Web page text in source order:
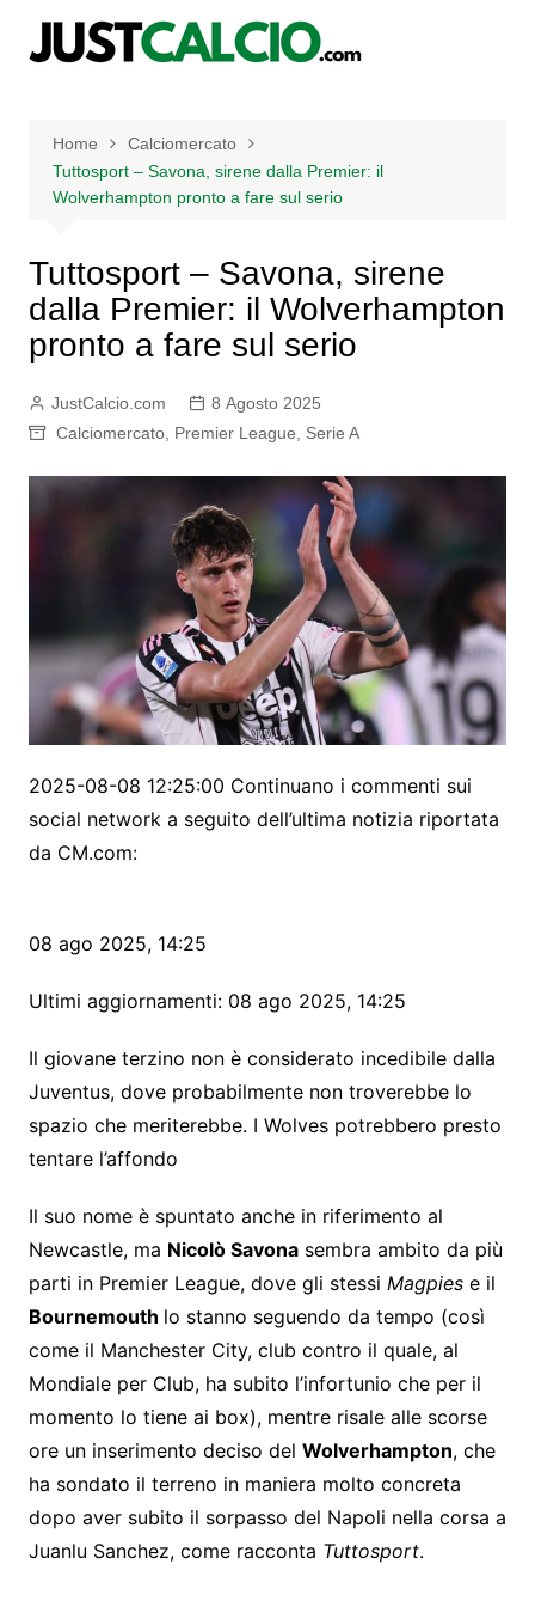
Home
Calciomercato
Tuttosport – Savona, sirene dalla Premier: il
Wolverhampton pronto a fare sul serio
Tuttosport – Savona, sirene
dalla Premier: il Wolverhampton
pronto a fare sul serio
JustCalcio.com
8 Agosto 2025
Calciomercato, Premier League Serie A
2025-08-08 12:25:00 Continuano i commenti sui
social network a seguito dell’ultima notizia riportata
da CM.com:
08 ago 2025, 14:25
Ultimi aggiornamenti: 08 ago 2025, 14:25
Il giovane terzino non è considerato incedibile dalla
Juventus, dove probabilmente non troverebbe lo
spazio che meriterebbe. I Wolves potrebbero presto
tentare l’affondo
Il suo nome è spuntato anche in riferimento al
Newcastle, ma Nicolò Savonasembra ambito da più
parti in Premier League, dove gli stessi Magpies e il
Bournemouth lo stanno seguendo da tempo (così
come il Manchester City, club contro il quale, al
Mondiale per Club, ha subito l’infortunio che per il
momento lo tiene ai box), mentre risale alle scorse
ore un inserimento deciso del Wolverhampton, che
ha sondato il terreno in maniera molto concreta
dopo aver subito il sorpasso del Napoli nella corsa a
Juanlu Sanchez, come racconta Tuttosport.